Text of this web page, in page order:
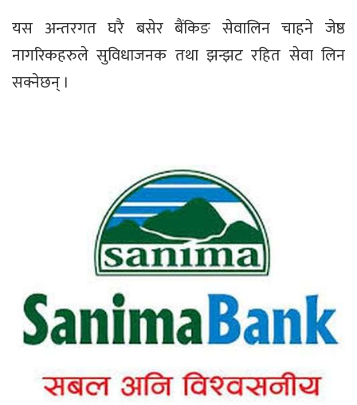
यस अन्तरगत घरै बसेर बैंकिङ सेवालिन चाहने जेष्ठ
नागरिकहरुले सुविधाजनक तथा झन्झट रहित सेवा लिन
सक्नेछन् ।